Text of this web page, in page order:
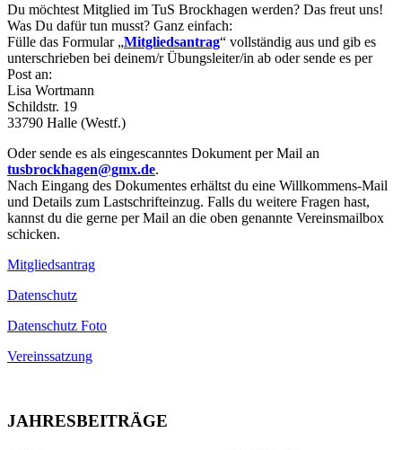
Du möchtest Mitglied im TuS Brockhagen werden? Das freut uns!
Was Du dafür tun musst? Ganz einfach:
Fülle das Formular „Mitgliedsantrag“ vollständig aus und gib es
unterschrieben bei deinem/r Übungsleiter/in ab oder sende es per
Post an:
Lisa Wortmann
Schildstr. 19
33790 Halle (Westf.)
Oder sende es als eingescanntes Dokument per Mail an
tusbrockhagen@gmx.de.
Nach Eingang des Dokumentes erhältst du eine Willkommens-Mail
und Details zum Lastschrifteinzug. Falls du weitere Fragen hast,
kannst du die gerne per Mail an die oben genannte Vereinsmailbox
schicken.
Mitgliedsantrag
Datenschutz
Datenschutz Foto
Vereinssatzung
JAHRESBEITRÄGE